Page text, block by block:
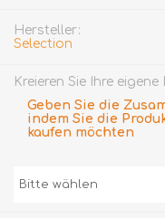
Hersteller:
Selection
Kreieren Sie Ihre
Geben Sie die
indem Sie die
kaufen möchten